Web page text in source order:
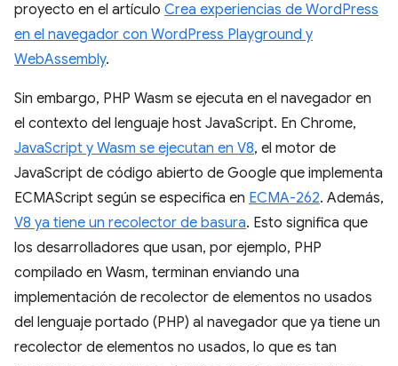
proyecto en el artículo Crea experiencias de WordPress
en el navegador con WordPress Playground y
WebAssembly.
Sin embargo, PHP Wasm se ejecuta en el navegador en
el contexto del lenguaje host JavaScript. En Chrome,
JavaScript y Wasm se ejecutan en V8, el motor de
JavaScript de código abierto de Google que implementa
ECMAScript según se especifica en ECMA-262. Además,
V8 ya tiene un recolector de basura. Esto significa que
los desarrolladores que usan, por ejemplo, PHP
compilado en Wasm, terminan enviando una
implementación de recolector de elementos no usados
del lenguaje portado (PHP) al navegador que ya tiene un
recolector de elementos no usados, lo que es tan